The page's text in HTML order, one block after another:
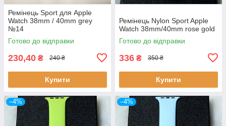
Ремінець Sport для Apple
Watch 38mm / 40mm grey
№14
Готово до відправки
230,40 ₴ 240 ₴
Купити
Ремінець Nylon Sport Apple
Watch 38mm/40mm rose gold
Готово до відправки
336 ₴ 350 ₴
Купити
–4% –4%